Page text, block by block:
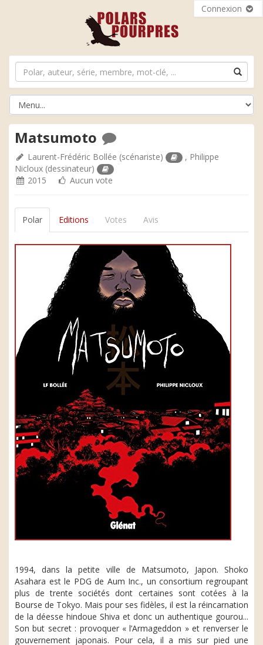
Connexion
Matsumoto
Laurent-Frédéric Bollée (scénariste) , Philippe
Nicloux (dessinateur)
2015
Aucun vote
Polar Editions Votes Avis
1994, dans la petite ville de Matsumoto, Japon. Shoko
Asahara est le PDG de Aum Inc., un consortium regroupant
plus de trente sociétés dont certaines sont cotées à la
Bourse de Tokyo. Mais pour ses fidèles, il est la réincarnation
de la déesse hindoue Shiva et donc un authentique gourou...
Son but secret : provoquer « l’Armageddon » et renverser le
gouvernement japonais. Pour cela, il a mis sur pied une